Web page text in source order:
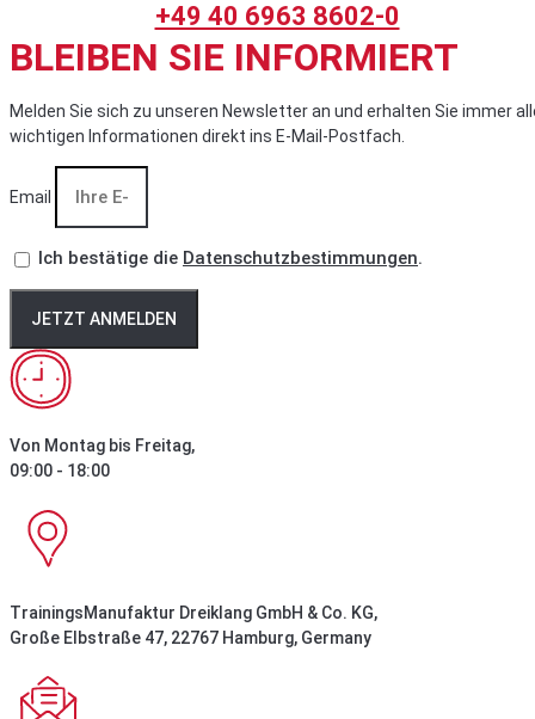
+49 40 6963 8602-0
BLEIBEN SIE INFORMIERT
Melden Sie sich zu unseren Newsletter an und erhalten Sie immer
wichtigen Informationen direkt ins E-Mail-Postfach.
Email
Ich bestätige die Datenschutzbestimmungen.
JETZT ANMELDEN
Von Montag bis Freitag,
09:00 - 18:00
TrainingsManufaktur Dreiklang GmbH & Co. KG,
Große Elbstraße 47, 22767 Hamburg, Germany